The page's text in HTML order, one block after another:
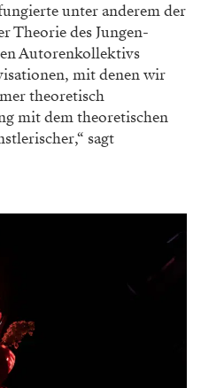
unter anderem der
Theorie des Jungen-
Autorenkollektivs
mit denen wir
theoretisch
mit dem theoretischen
sagt